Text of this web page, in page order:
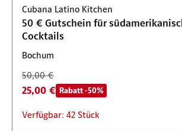
50,00 €
25,00 € Rabatt -50%
Verfügbar: 1000 Stück
100,00 €
50,00 € Rabatt -50%
Start am 10. September 2026, 13:00
Cubana Latino Kitchen
50 € Gutschein für
Cocktails
Bochum
50,00 €
25,00 € Rabatt -50%
Verfügbar: 42 Stück